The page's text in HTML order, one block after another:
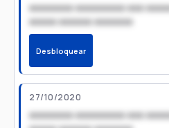
xxxxxxxx xxxxxxxxx xxx
xxxxx xxxxxx xxxxxxx
Desbloquear
27/10/2020
xxxxxxxx xxxxxxxxx xxx